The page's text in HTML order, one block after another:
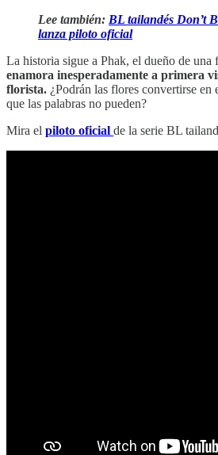
Lee también: BL tailandés Don’t
lanza piloto oficial
La historia sigue a Phak, el dueño de una
enamora inesperadamente a primera
florista. ¿Podrán las flores convertirse en
que las palabras no pueden?
Mira el piloto oficial de la serie BL